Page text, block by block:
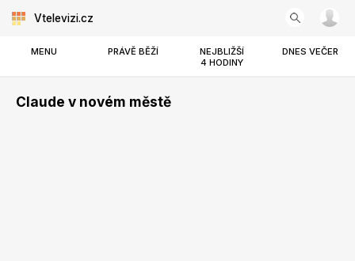
Vtelevizi.cz
MENU PRÁVĚ BĚŽÍ
NEJBLIŽŠÍ
4 HODINY
DNES VEČER
Claude v novém městě